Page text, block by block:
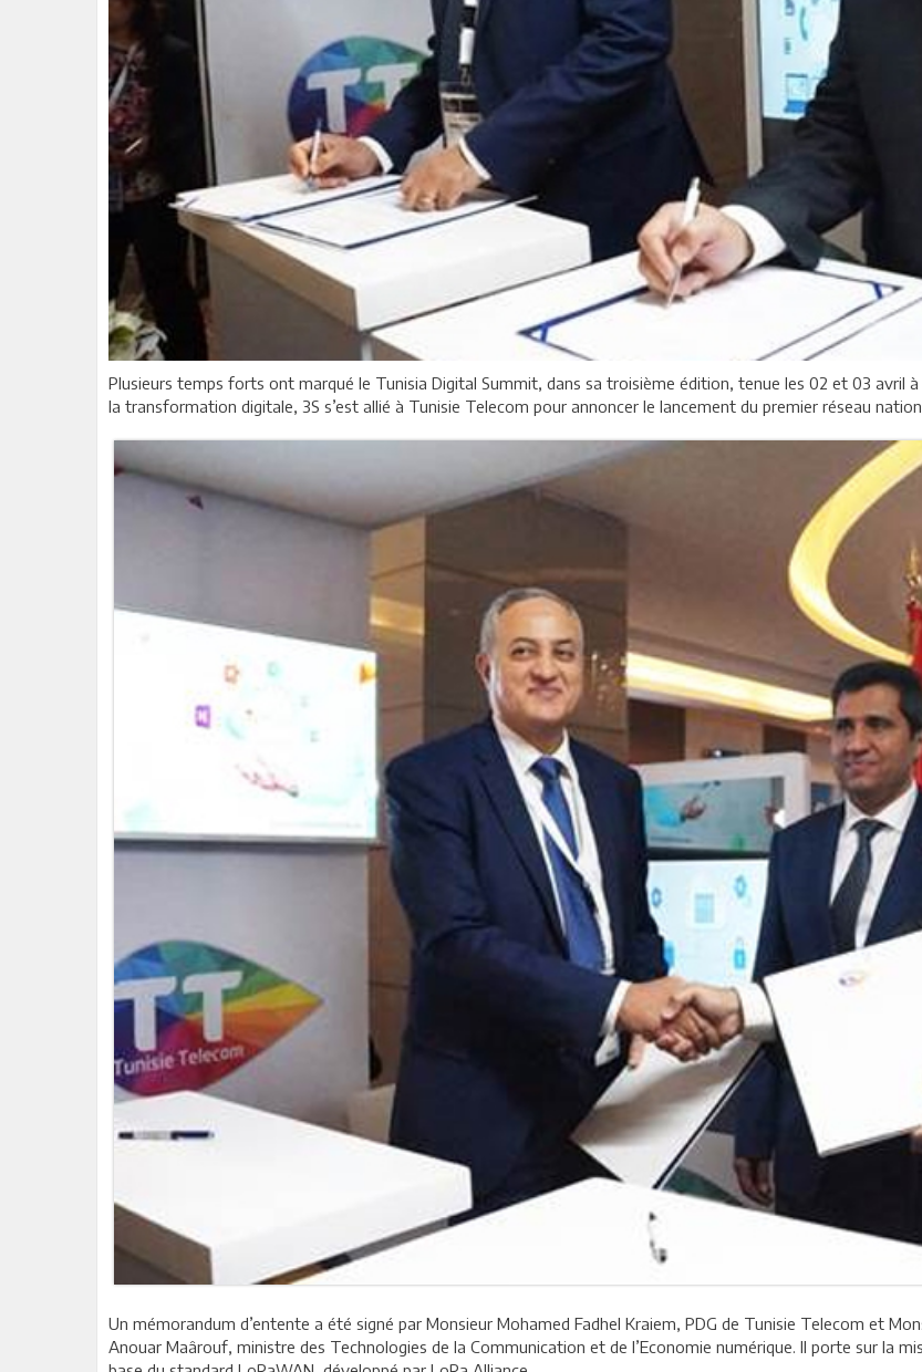
Plusieurs temps forts ont marqué le Tunisia Digital Summit, dans sa troisième édition, tenue les 02 et 03 avril
la transformation digitale, 3S s’est allié à Tunisie Telecom pour annoncer le lancement du premier réseau
Un mémorandum d’entente a été signé par Monsieur Mohamed Fadhel Kraiem, PDG de Tunisie Telecom et
Anouar Maârouf, ministre des Technologies de la Communication et de l’Economie numérique. Il porte sur la